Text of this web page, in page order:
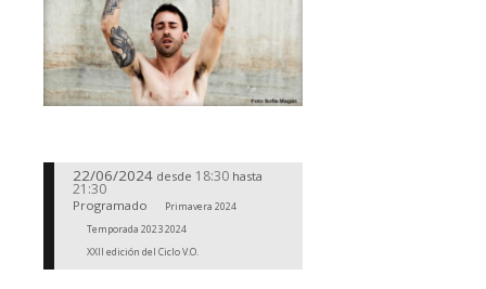
22/06/2024 desde 18:30 hasta
21:30
Programado
Primavera 2024
Temporada 2023 2024
XXII edición del Ciclo V.O.